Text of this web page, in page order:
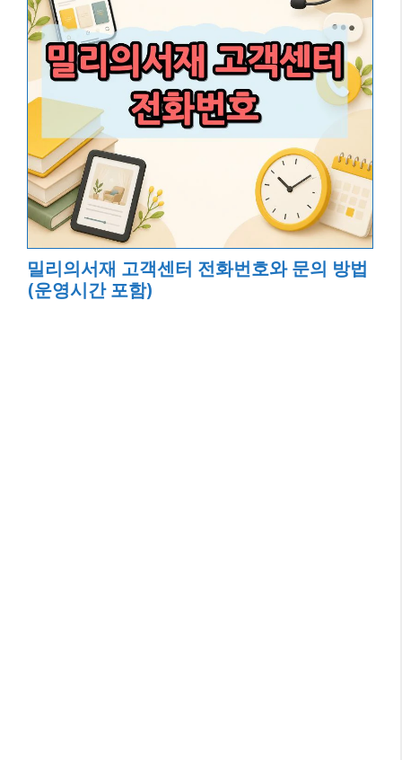
밀리의서재 고객센터 전화번호와 문의 방법
(운영시간 포함)